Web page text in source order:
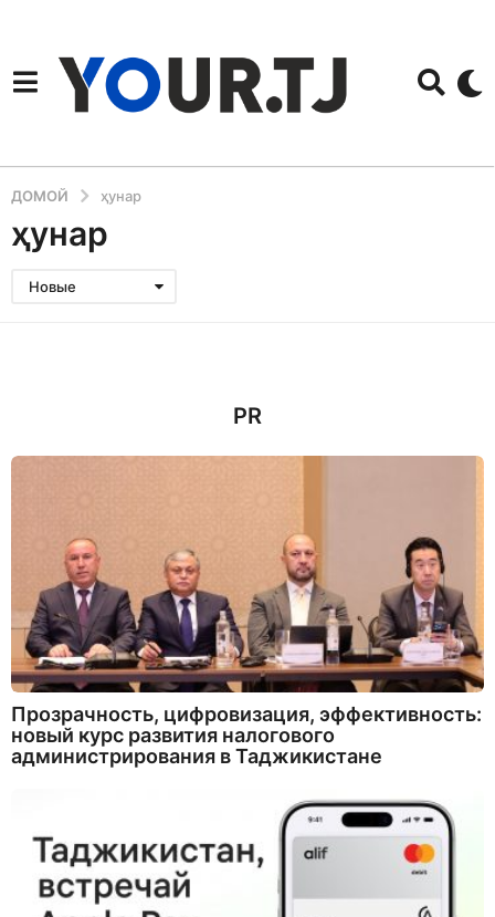
ДОМОЙ ҳунар
ҳунар
Новые
PR
Прозрачность, цифровизация, эффективность:
новый курс развития налогового
администрирования в Таджикистане